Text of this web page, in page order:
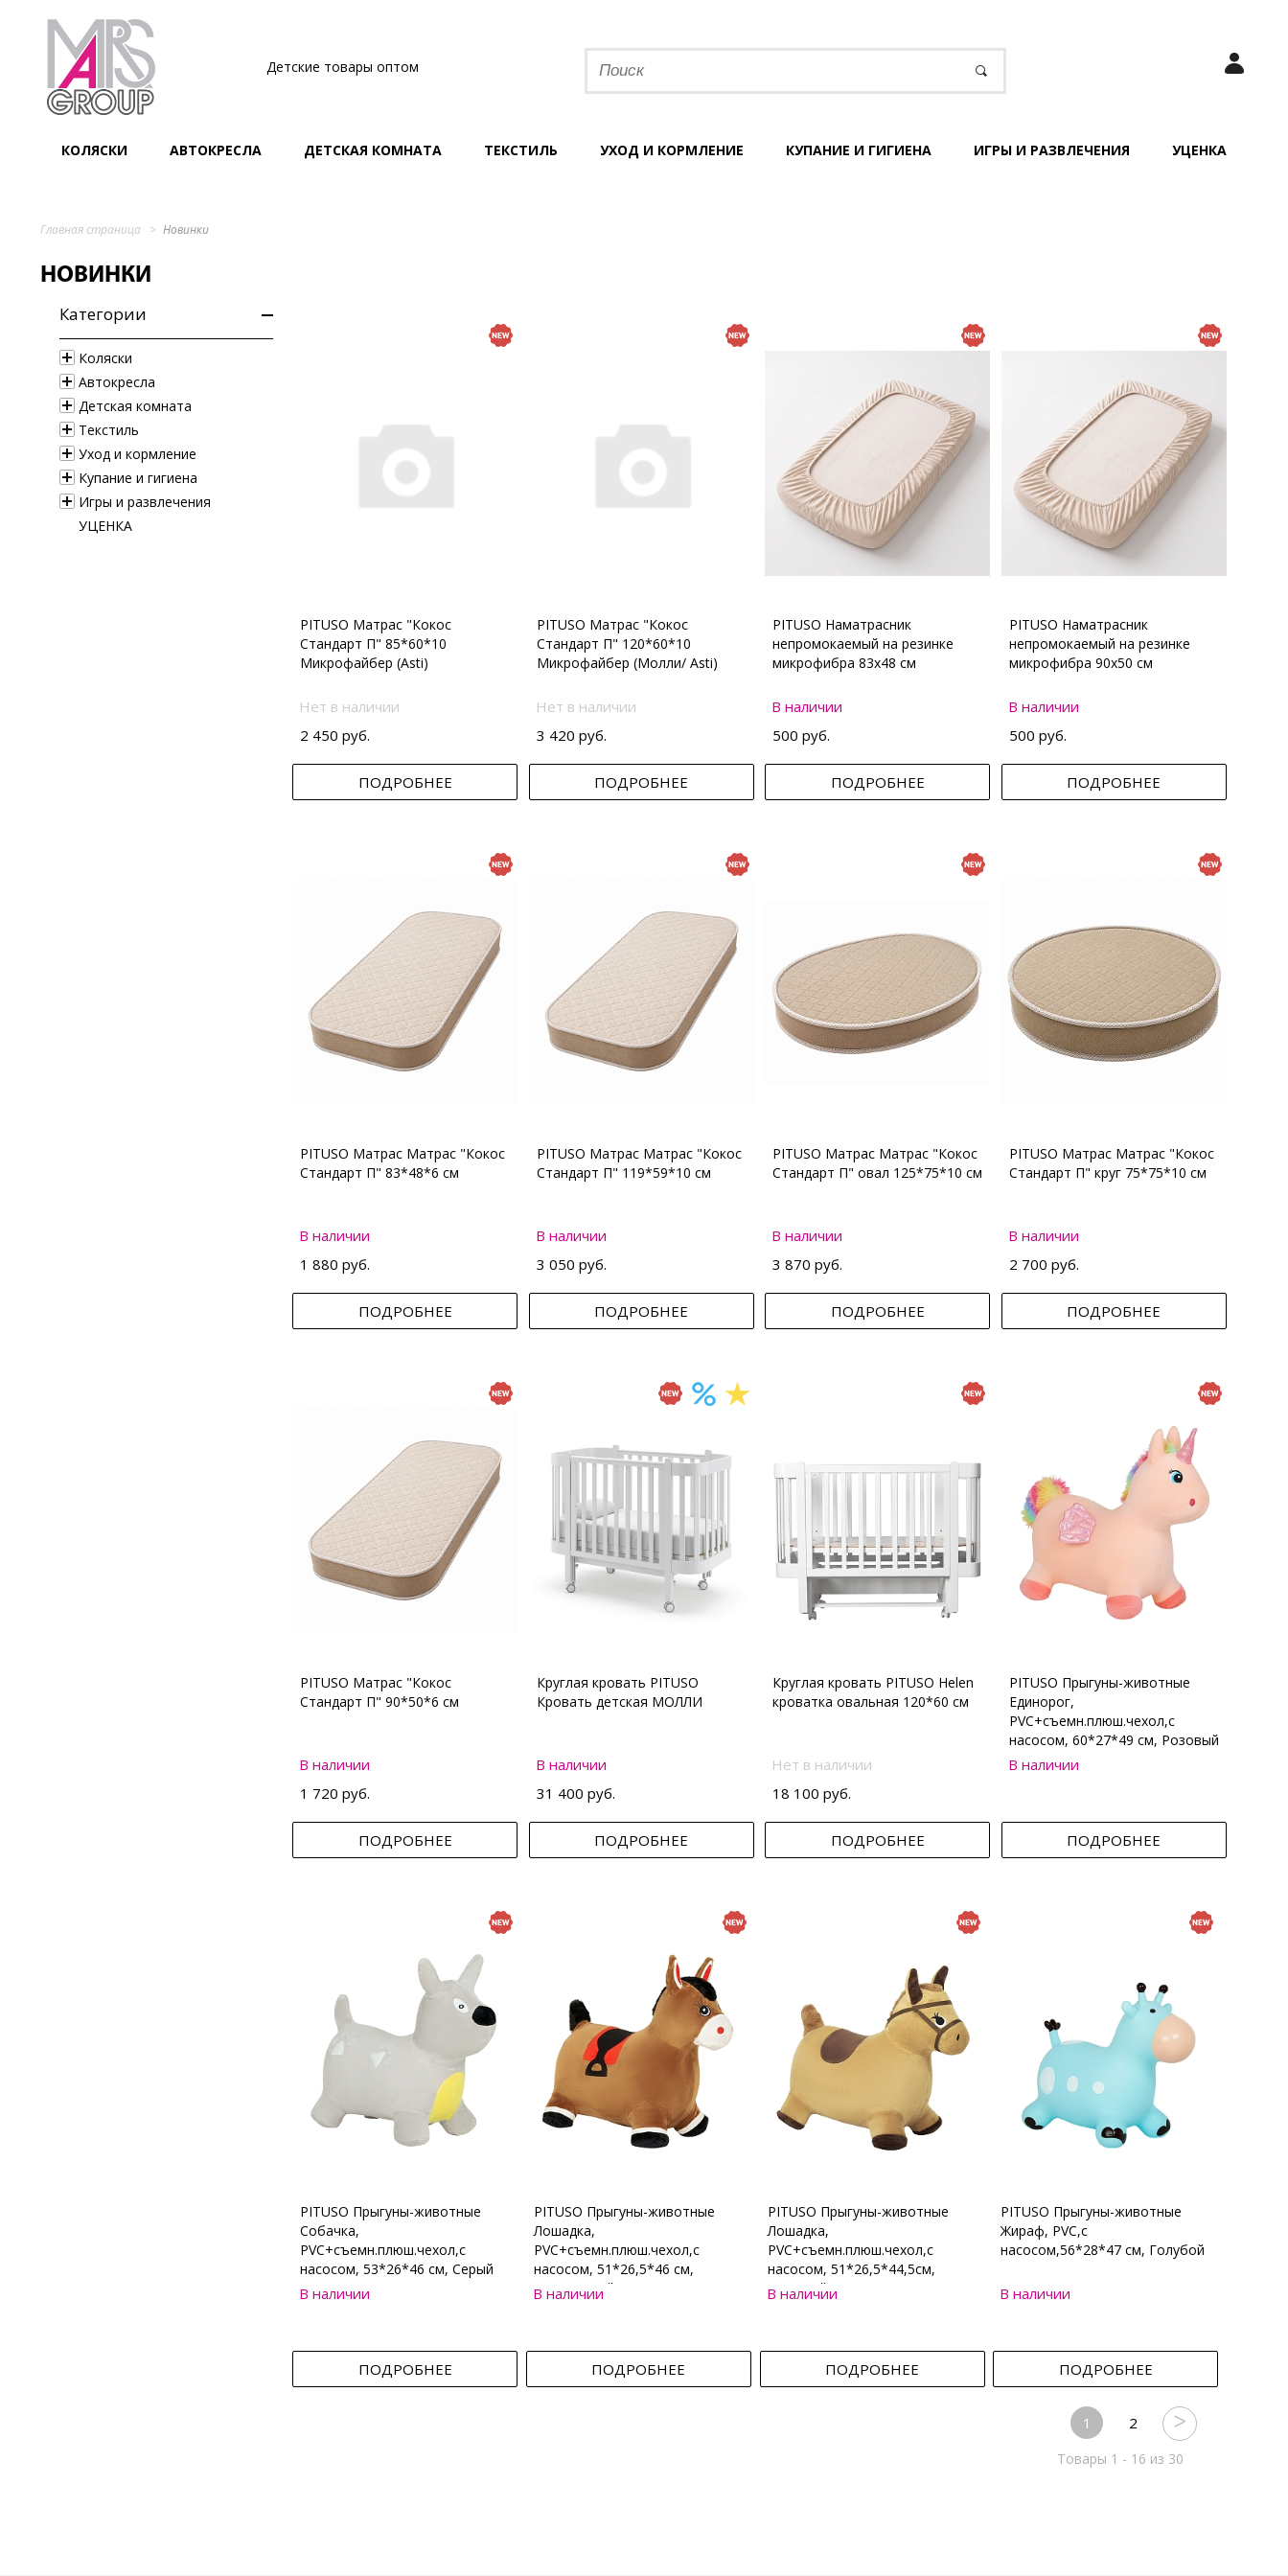
Детские товары оптом
КОЛЯСКИ АВТОКРЕСЛА ДЕТСКАЯ КОМНАТА ТЕКСТИЛЬ УХОД И КОРМЛЕНИЕ КУПАНИЕ И ГИГИЕНА ИГРЫ И РАЗВЛЕЧЕНИЯ УЦЕНКА
Главная страница Новинки
НОВИНКИ
Категории
Коляски
Автокресла
Детская комната
Текстиль
Уход и кормление
Купание и гигиена
Игры и развлечения
УЦЕНКА
PITUSO Матрас "Кокос
Стандарт П" 85*60*10
Микрофайбер (Asti)
Нет в наличии
2 450 руб.
ПОДРОБНЕЕ
PITUSO Матрас "Кокос
Стандарт П" 120*60*10
Микрофайбер (Молли/ Asti)
Нет в наличии
3 420 руб.
ПОДРОБНЕЕ
PITUSO Наматрасник
непромокаемый на резинке
микрофибра 83х48 см
В наличии
500 руб.
ПОДРОБНЕЕ
PITUSO Наматрасник
непромокаемый на резинке
микрофибра 90х50 см
В наличии
500 руб.
ПОДРОБНЕЕ
PITUSO Матрас Матрас "Кокос
Стандарт П" 83*48*6 см
В наличии
1 880 руб.
ПОДРОБНЕЕ
PITUSO Матрас Матрас "Кокос
Стандарт П" 119*59*10 см
В наличии
3 050 руб.
ПОДРОБНЕЕ
PITUSO Матрас Матрас "Кокос
Стандарт П" овал 125*75*10 см
В наличии
3 870 руб.
ПОДРОБНЕЕ
PITUSO Матрас Матрас "Кокос
Стандарт П" круг 75*75*10 см
В наличии
2 700 руб.
ПОДРОБНЕЕ
PITUSO Матрас "Кокос
Стандарт П" 90*50*6 см
В наличии
1 720 руб.
ПОДРОБНЕЕ
Круглая кровать PITUSO
Кровать детская МОЛЛИ
В наличии
31 400 руб.
ПОДРОБНЕЕ
Круглая кровать PITUSO Helen
кроватка овальная 120*60 см
Нет в наличии
18 100 руб.
ПОДРОБНЕЕ
PITUSO Прыгуны-животные
Единорог,
PVC+съемн.плюш.чехол,с
насосом, 60*27*49 см, Розовый
В наличии
ПОДРОБНЕЕ
PITUSO Прыгуны-животные
Собачка,
PVC+съемн.плюш.чехол,с
насосом, 53*26*46 см, Серый
В наличии
ПОДРОБНЕЕ
PITUSO Прыгуны-животные
Лошадка,
PVC+съемн.плюш.чехол,с
насосом, 51*26,5*46 см,
Коричневый
В наличии
ПОДРОБНЕЕ
PITUSO Прыгуны-животные
Лошадка,
PVC+съемн.плюш.чехол,с
насосом, 51*26,5*44,5см,
Бежевый
В наличии
ПОДРОБНЕЕ
PITUSO Прыгуны-животные
Жираф, PVC,с
насосом,56*28*47 см, Голубой
В наличии
ПОДРОБНЕЕ
1 2
Товары 1 - 16 из 30